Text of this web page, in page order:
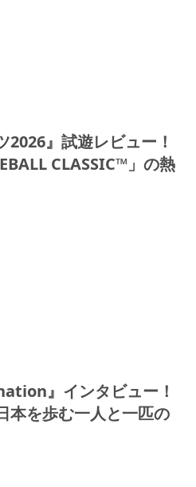
2026』試遊レビュー！
CLASSIC™」の熱
』インタビュー！
本を歩む一人と一匹の